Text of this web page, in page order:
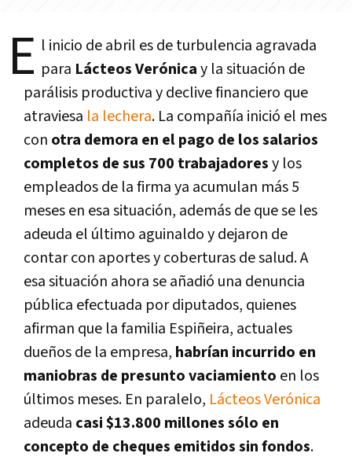
E l inicio de abril es de turbulencia agravada
para Lácteos Verónicay la situación de
parálisis productiva y declive financiero que
atraviesa la lechera. La compañía inició el mes
con otra demora en el pago de los salarios
completos de sus 700 trabajadoresy los
empleados de la firma ya acumulan más 5
meses en esa situación, además de que se les
adeuda el último aguinaldo y dejaron de
contar con aportes y coberturas de salud. A
esa situación ahora se añadió una denuncia
pública efectuada por diputados, quienes
afirman que la familia Espiñeira, actuales
dueños de la empresa, habrían incurrido en
maniobras de presunto vaciamiento en los
últimos meses. En paralelo, Lácteos Verónica
adeuda casi $13.800 millones sólo en
concepto de cheques emitidos sin fondos.